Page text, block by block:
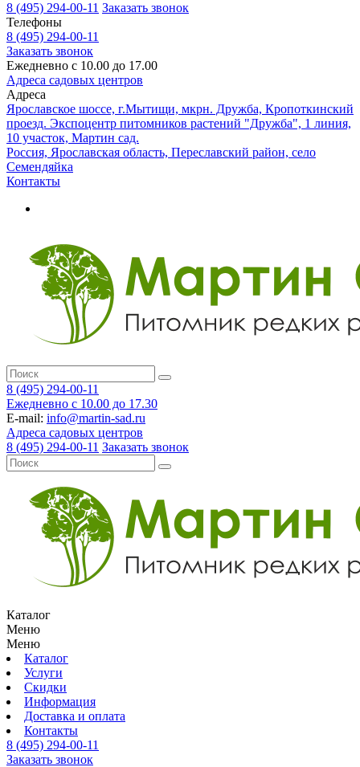
8 (495) 294-00-11 Заказать звонок
Телефоны
8 (495) 294-00-11
Заказать звонок
Ежедневно с 10.00 до 17.00
Адреса садовых центров
Адреса
Ярославское шоссе, г.Мытищи, мкрн. Дружба, Кропоткинский
проезд. Экспоцентр питомников растений "Дружба", 1 линия,
10 участок, Мартин сад.
Россия, Ярославская область, Переславский район, село
Семендяйка
Контакты
8 (495) 294-00-11
Ежедневно с 10.00 до 17.30
E-mail: info@martin-sad.ru
Адреса садовых центров
8 (495) 294-00-11 Заказать звонок
Каталог
Меню
Меню
Каталог
Услуги
Скидки
Информация
Доставка и оплата
Контакты
8 (495) 294-00-11
Заказать звонок